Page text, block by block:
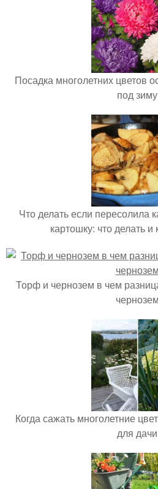
Посадка многолетних цветов
под зиму
Что делать если пересолила
картошку: что делать и
Торф и чернозем в чем
чернозем
Когда сажать многолетние
для дачи